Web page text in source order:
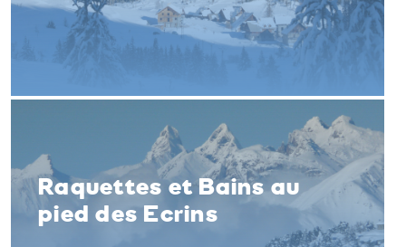
Raquettes et Bains au
pied des Ecrins